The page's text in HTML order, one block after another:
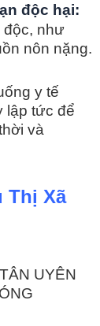
độc hại:
độc, như
nôn nặng.
y tế
lập tức để
và
Thị Xã
UYÊN